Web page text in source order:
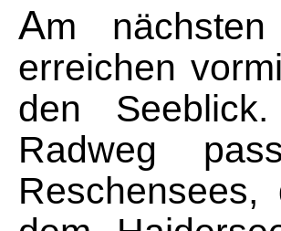
Am
erreichen
den
Radweg